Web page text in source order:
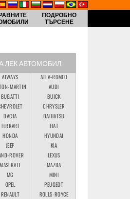
ПОДРОБНО
ТЪРСЕНЕ
ЛЕК АВТОМОБИЛ
AIWAYS
ALFA-ROMEO
MARTIN
AUDI
BUGATTI
BUICK
CHRYSLER
DACIA
DAIHATSU
FERRARI
FIAT
HONDA
HYUNDAI
JEEP
KIA
ROVER
LEXUS
MASERATI
MAZDA
MG
MINI
OPEL
PEUGEOT
RENAULT
ROLLS-ROYCE